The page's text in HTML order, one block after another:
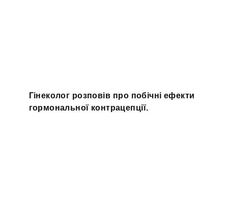
Гінеколог розповів про побічні ефекти
гормональної контрацепції.